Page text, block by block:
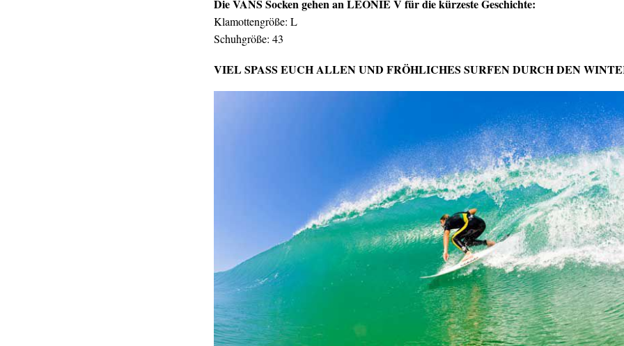
Die VANS Socken gehen an LEONIE V für die kürzeste Geschichte:
Klamottengröße: L
Schuhgröße: 43
VIEL SPASS EUCH ALLEN UND FRÖHLICHES SURFEN DURCH DEN